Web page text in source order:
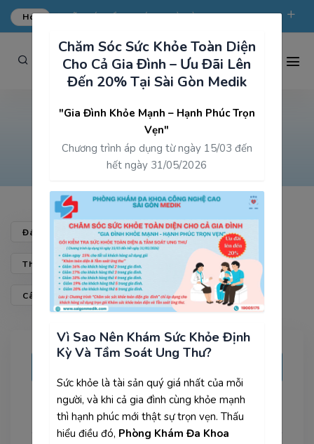
Hot
phongkham@saigonmedik.com
Cộng đồng sức khỏe
Trang chủ Cộng đồng sức khỏe
Đánh Giá & Chia Sẻ Cộng Đồng Sức Khỏe
Thành Tích & Giải Thưởng Khách Hàng Nói Gì
Câu Hỏi Tiêu Biểu Tại SÀI GÒN MEDIK
Câu hỏi mới nhất
Chăm Sóc Sức Khỏe Toàn Diện
Cho Cả Gia Đình – Ưu Đãi Lên
Đến 20% Tại Sài Gòn Medik
"Gia Đình Khỏe Mạnh – Hạnh Phúc Trọn
Vẹn"
Chương trình áp dụng từ ngày 15/03 đến
hết ngày 31/05/2026
Vì Sao Nên Khám Sức Khỏe Định
Kỳ Và Tầm Soát Ung Thư?
Sức khỏe là tài sản quý giá nhất của mỗi
người, và khi cả gia đình cùng khỏe mạnh
thì hạnh phúc mới thật sự trọn vẹn. Thấu
hiểu điều đó, Phòng Khám Đa Khoa